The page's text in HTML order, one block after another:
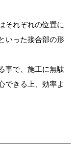
それぞれの位置に
いった接合部の形
事で、施工に無駄
できる上、効率よ